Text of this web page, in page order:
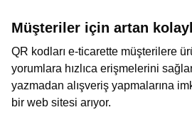
Müşteriler için artan
QR kodları e-ticarette müşterilere
yorumlara hızlıca erişmelerini
yazmadan alışveriş yapmalarına
bir web sitesi arıyor.